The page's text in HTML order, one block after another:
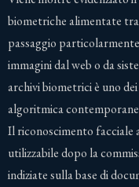
biometriche alimentate
passaggio
immagini dal web o da
archivi biometrici è uno
algoritmica
Il riconoscimento facciale
utilizzabile dopo la
indiziate sulla base di